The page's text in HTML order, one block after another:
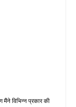
विभिन्न प्रकार की